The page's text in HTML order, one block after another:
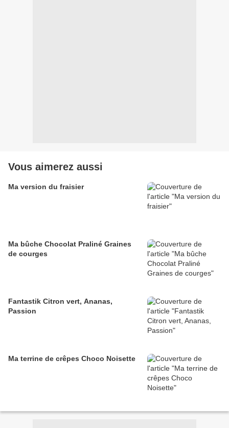
Vous aimerez aussi
Ma version du fraisier
Ma bûche Chocolat Praliné Graines
de courges
Fantastik Citron vert, Ananas,
Passion
Ma terrine de crêpes Choco Noisette